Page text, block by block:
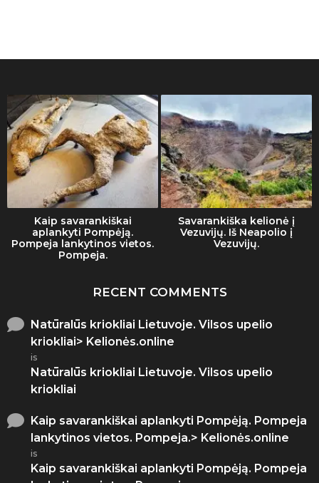
Kaip savarankiškai
aplankyti Pompėją.
Pompeja lankytinos vietos.
Pompeja.
Savarankiška kelionė į
Vezuvijų. Iš Neapolio į
Vezuvijų.
RECENT COMMENTS
Natūralūs kriokliai Lietuvoje. Vilsos upelio
kriokliai> Kelionės.online
is
Natūralūs kriokliai Lietuvoje. Vilsos upelio
kriokliai
Kaip savarankiškai aplankyti Pompėją. Pompeja
lankytinos vietos. Pompeja.> Kelionės.online
is
Kaip savarankiškai aplankyti Pompėją. Pompeja